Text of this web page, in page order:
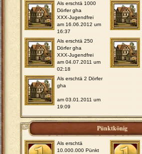
Als erschtä 1000
Dörfer gha
XXX-Jugendfrei
am 16.06.2012 um
16:37
Als erschtä 250
Dörfer gha
XXX-Jugendfrei
am 04.07.2011 um
02:18
Als erschtä 2 Dörfer
gha
am 03.01.2011 um
19:09
Pünktkönig
Als erschtä
10.000.000 Pünkt